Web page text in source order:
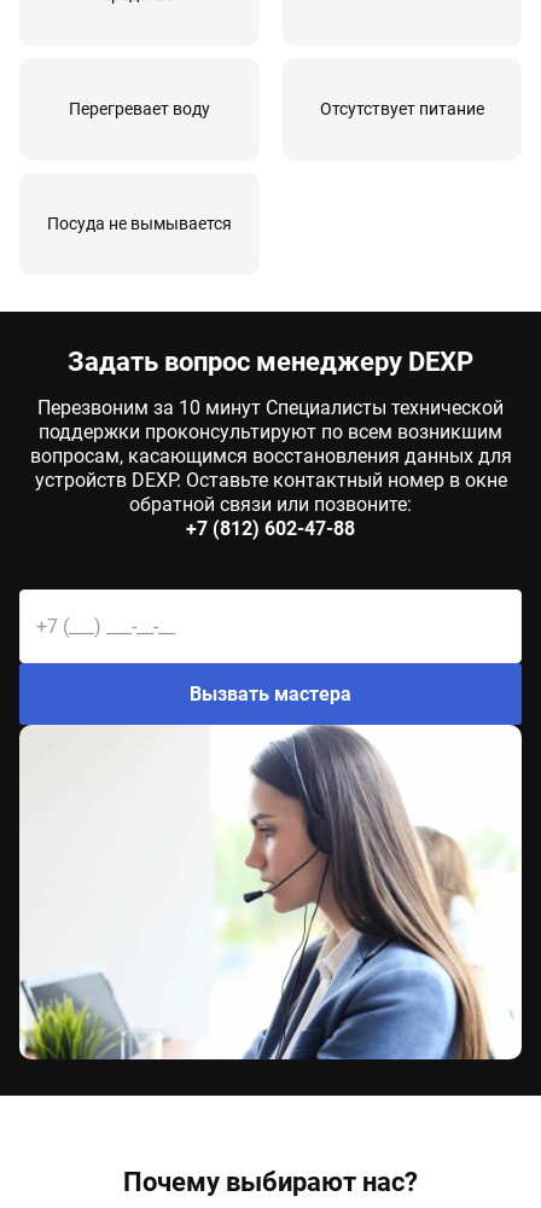
Ремонт или замена петли двери
Перегревает воду Отсутствует питание
Посуда не вымывается
Задать вопрос менеджеру DEXP
Перезвоним за 10 минут Специалисты технической
поддержки проконсультируют по всем возникшим
вопросам, касающимся восстановления данных для
устройств DEXP. Оставьте контактный номер в окне
обратной связи или позвоните:
+7 (812) 602-47-88
Вызвать мастера
Почему выбирают нас?